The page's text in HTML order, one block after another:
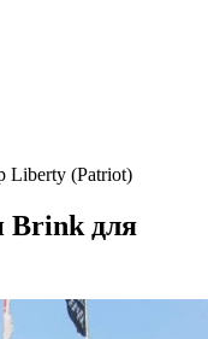
Liberty (Patriot)
Brink для